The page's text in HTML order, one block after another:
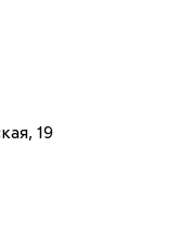
косметологии
наших
19